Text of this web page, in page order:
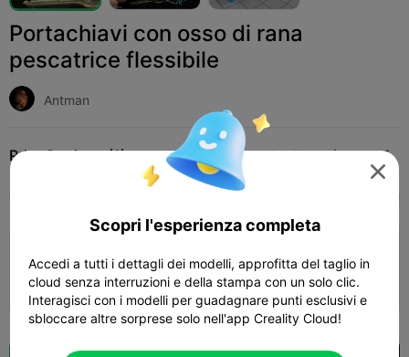
Portachiavi con osso di rana
pescatrice flessibile
Antman
Print Settings (1) Add Giocattoli e Giochi Altro 
Flexi Angler Fish - 0.12mm layer, 2 walls,
18% infill
 26m 43s  1 plates  5.87g

Scopri l'esperienza completa
Accedi a tutti i dettagli dei modelli, approfitta del taglio in
cloud senza interruzioni e della stampa con un solo clic.
Interagisci con i modelli per guadagnare punti esclusivi e
sbloccare altre sorprese solo nell'app Creality Cloud!